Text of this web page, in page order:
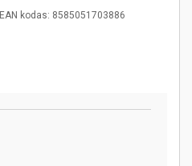
EAN kodas: 8585051703886